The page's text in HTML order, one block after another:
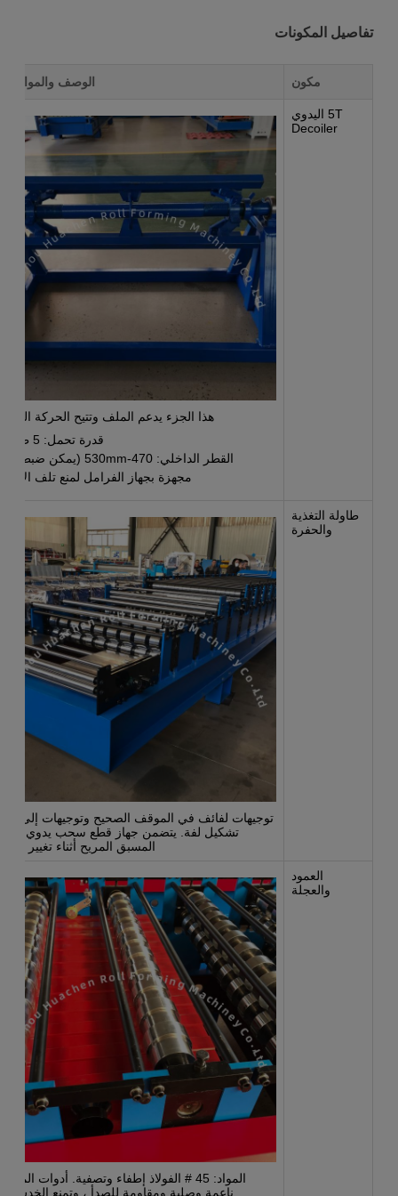
تفاصيل المكونات
مكون الوصف
5T اليدوي
Decoiler
هذا الجزء يدعم الملف وتتيح الحركة
قدرة تحمل: 5 طن
القطر الداخلي: 470-530mm (يمكن ضبطه)
مجهزة بجهاز الفرامل لمنع تلف الآلة
طاولة التغذية
والحفرة
توجيهات لفائف في الموقف الصحيح وتوجيهات إلى
تشكيل لفة. يتضمن جهاز قطع سحب يدوي
المسبق المريح أثناء تغيير
العمود
والعجلة
المواد: 45 # الفولاذ إطفاء وتصفية. أدوات
ناعمة وصلبة ومقاومة للصدأ ، وتمنع الخدش